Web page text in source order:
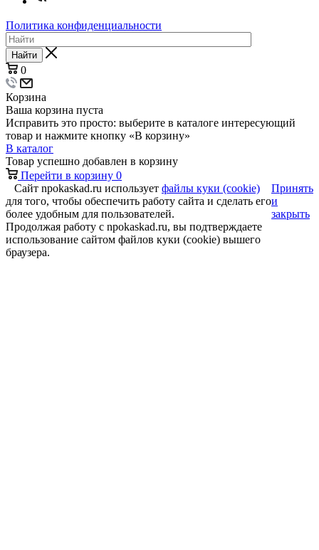
Политика конфиденциальности
Найти
0
Корзина
Ваша корзина пуста
Исправить это просто: выберите в каталоге интересующий
товар и нажмите кнопку «В корзину»
В каталог
Товар успешно добавлен в корзину
Перейти в корзину 0
Сайт npokaskad.ru использует файлы куки (cookie)
для того, чтобы обеспечить работу сайта и сделать его
более удобным для пользователей.
Продолжая работу с npokaskad.ru, вы подтверждаете
использование сайтом файлов куки (cookie) вышего
браузера.
Принять
и
закрыть